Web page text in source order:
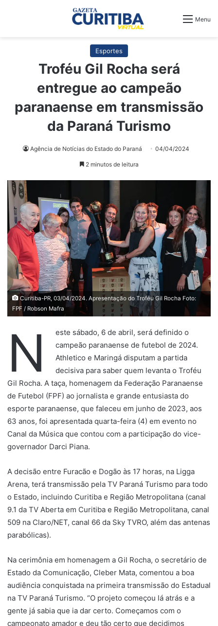
Menu
Esportes
Troféu Gil Rocha será
entregue ao campeão
paranaense em transmissão
da Paraná Turismo
Agência de Notícias do Estado do Paraná 04/04/2024
2 minutos de leitura
Curitiba-PR, 03/04/2024. Apresentação do Troféu Gil Rocha Foto:
FPF / Robson Mafra
N
este sábado, 6 de abril, será definido o
campeão paranaense de futebol de 2024.
Athletico e Maringá disputam a partida
decisiva para saber quem levanta o Troféu
Gil Rocha. A taça, homenagem da Federação Paranaense
de Futebol (FPF) ao jornalista e grande entusiasta do
esporte paranaense, que faleceu em junho de 2023, aos
63 anos, foi apresentada quarta-feira (4) em evento no
Canal da Música que contou com a participação do vice-
governador Darci Piana.
A decisão entre Furacão e Dogão às 17 horas, na Ligga
Arena, terá transmissão pela TV Paraná Turismo para todo
o Estado, incluindo Curitiba e Região Metropolitana (canal
9.1 da TV Aberta em Curitiba e Região Metropolitana, canal
509 na Claro/NET, canal 66 da Sky TVRO, além das antenas
parabólicas).
Na cerimônia em homenagem a Gil Rocha, o secretário de
Estado da Comunicação, Cleber Mata, comentou a boa
audiência conquistada na primeira transmissão do Estadual
na TV Paraná Turismo. “O projeto começou lá atrás e a
gente já sabia que ia dar certo. Começamos com o
campeonato amador e deu tão certo que decidimos